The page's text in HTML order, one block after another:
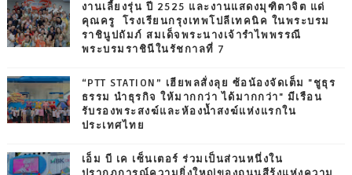
งานเลี้ยงรุ่น ปี 2525 และงานแสดงมุฑิตาจิต แด่
คุณครู โรงเรียนกรุงเทพโปลีเทคนิค ในพระบรม
ราชินูปถัมภ์ สมเด็จพระนางเจ้ารำไพพรรณี
พระบรมราชินีในรัชกาลที่ 7
“PTT STATION” เฮียพลสั่งลุย ซ้อน้องจัดเต็ม "ชูธุร
ธรรม นำธุรกิจ ให้มากกว่า ได้มากกว่า" มีเรือน
รับรองพระสงฆ์และห้องน้ำสงฆ์แห่งแรกใน
ประเทศไทย
เอ็ม บี เค เซ็นเตอร์ ร่วมเป็นส่วนหนึ่งใน